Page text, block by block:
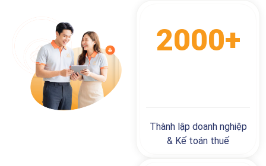
2000+
Thành lập doanh nghiệp
& Kế toán thuế